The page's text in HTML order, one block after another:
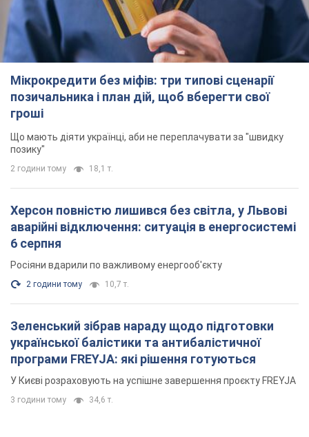
6 серпня
Росіяни вдарили по важливому енергооб'єкту
2 години тому
Зеленський зібрав нараду щодо підготовки
української балістики та антибалістичної
програми FREYJA: які рішення готуються
У Києві розраховують на успішне завершення проєкту FREYJA
3 години тому 34,6 т.